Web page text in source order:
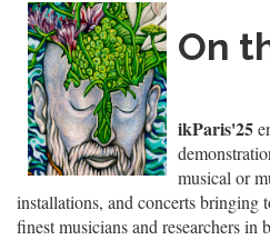
On
ikParis'25
musical or
installations, and concerts bringing
finest musicians and researchers in